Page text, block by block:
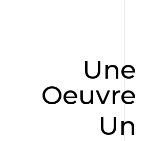
Une
Oeuvre
Un